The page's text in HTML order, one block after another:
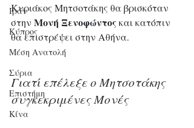
Ιράν
Κύπρος
Μέση Ανατολή
Σύρια
Επιστήμη
Kίνα
Κυριάκος Μητσοτάκης θα βρισκόταν
στην Μονή Ξενοφώντος και κατόπιν
θα επιστρέψει στην Αθήνα.
Γιατί επέλεξε ο Μητσοτάκης
συγκεκριμένες Μονές